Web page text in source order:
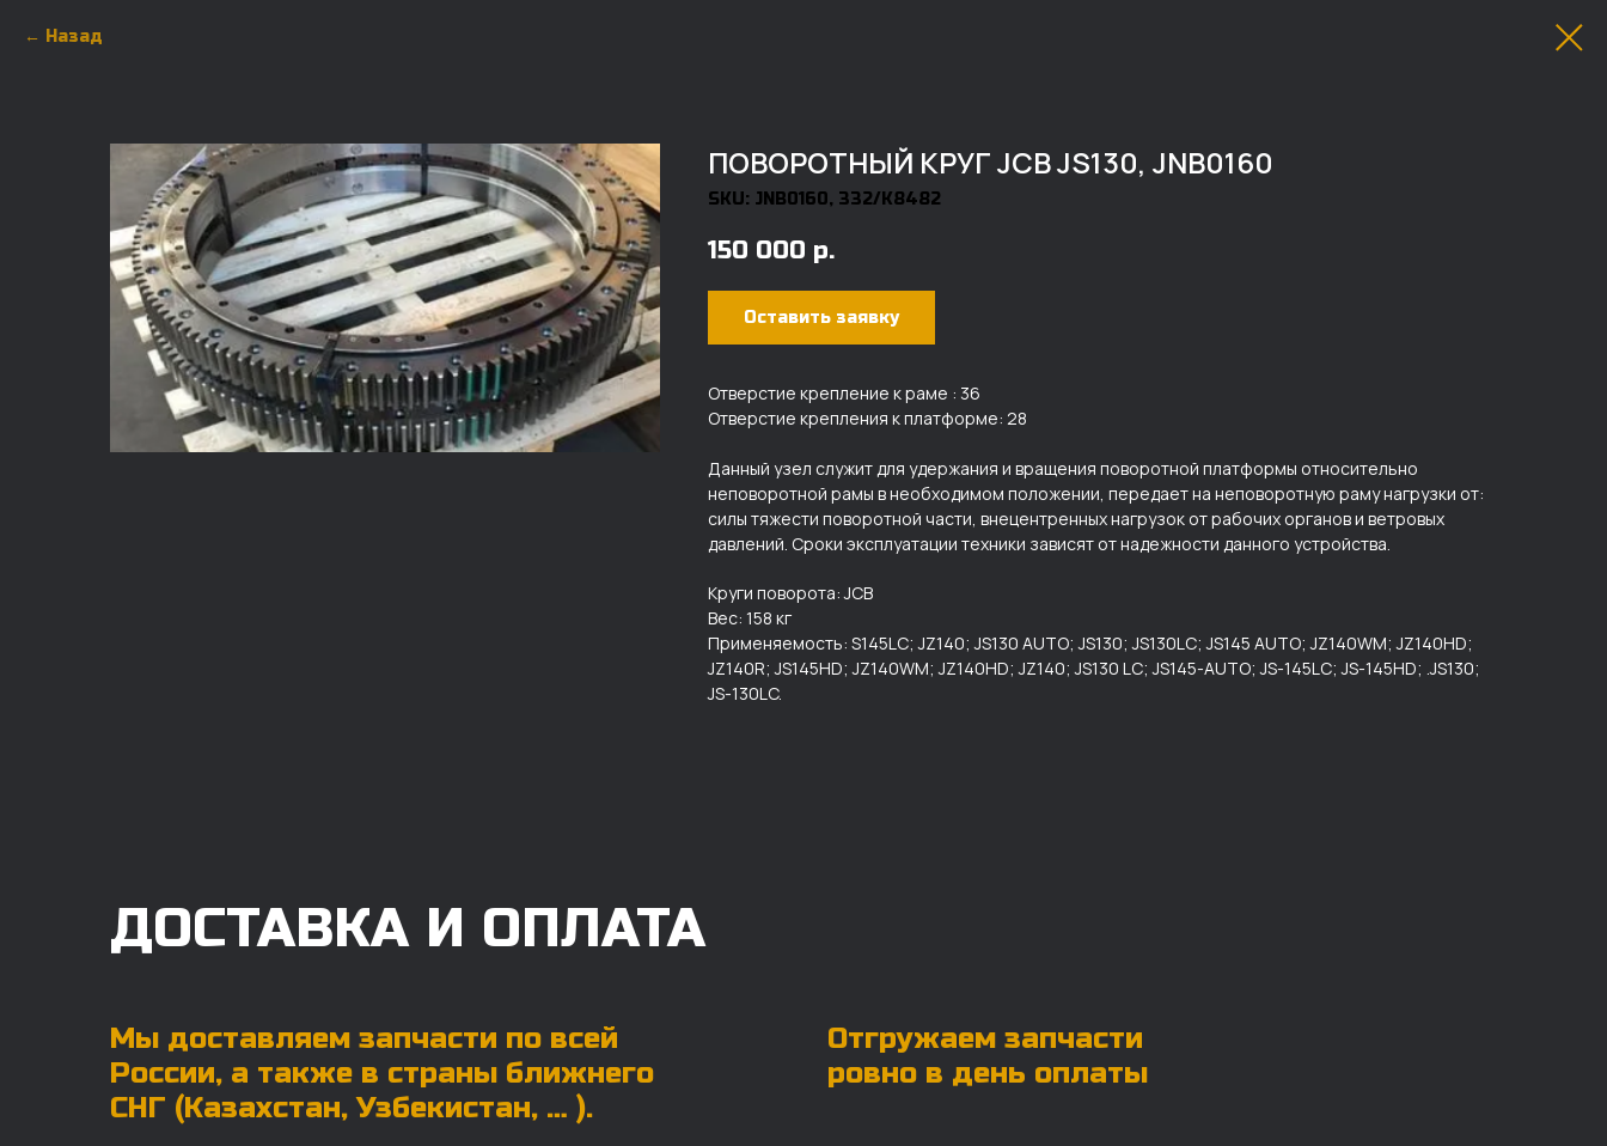
Назад
ПОВОРОТНЫЙ КРУГ JCB JS130, JNB0160
SKU: JNB0160, 332/K8482
150 000 р.
Оставить заявку
Отверстие крепление к раме : 36
Отверстие крепления к платформе: 28
Данный узел служит для удержания и вращения поворотной платформы относительно
неповоротной рамы в необходимом положении, передает на неповоротную раму нагрузки от:
силы тяжести поворотной части, внецентренных нагрузок от рабочих органов и ветровых
давлений. Сроки эксплуатации техники зависят от надежности данного устройства.
Круги поворота: JCB
Вес: 158 кг
Применяемость: S145LC; JZ140; JS130 AUTO; JS130; JS130LC; JS145 AUTO; JZ140WM; JZ140HD;
JZ140R; JS145HD; JZ140WM; JZ140HD; JZ140; JS130 LC; JS145-AUTO; JS-145LC; JS-145HD; .JS130;
JS-130LC.
ДОСТАВКА И ОПЛАТА
Мы доставляем запчасти по всей
России, а также в страны ближнего
СНГ (Казахстан, Узбекистан, … ).
Отгружаем запчасти
ровно в день оплаты